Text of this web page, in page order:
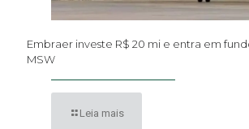
Embraer investe R$ 20 mi e entra em
MSW
Leia mais